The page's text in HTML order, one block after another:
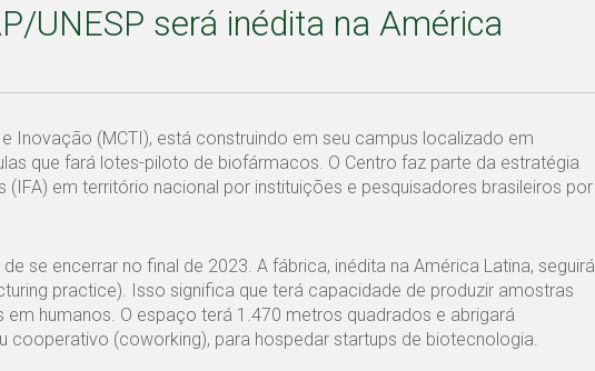
UNESP será inédita na América
Inovação (MCTI), está construindo em seu campus localizado em
que fará lotes-piloto de biofármacos. O Centro faz parte da estratégia
em território nacional por instituições e pesquisadores brasileiros por
se encerrar no final de 2023. A fábrica, inédita na América Latina, seguirá
practice). Isso significa que terá capacidade de produzir amostras
humanos. O espaço terá 1.470 metros quadrados e abrigará
(coworking), para hospedar startups de biotecnologia.